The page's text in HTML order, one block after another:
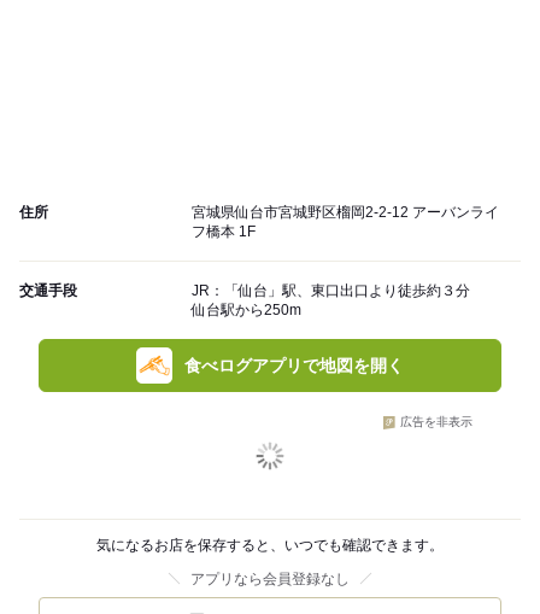
住所
宮城県仙台市宮城野区榴岡2-2-12 アーバンライ
フ橋本 1F
交通手段
JR：「仙台」駅、東口出口より徒歩約３分
仙台駅から250m
食べログアプリで地図を開く
広告を非表示
気になるお店を保存すると、いつでも確認できます。
アプリなら会員登録なし